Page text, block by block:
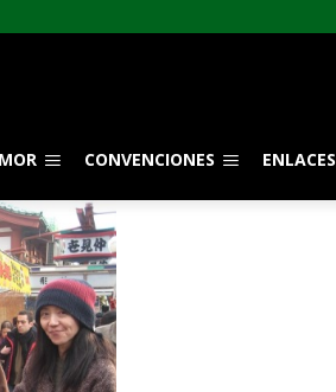
CONVENCIONES ENLACES